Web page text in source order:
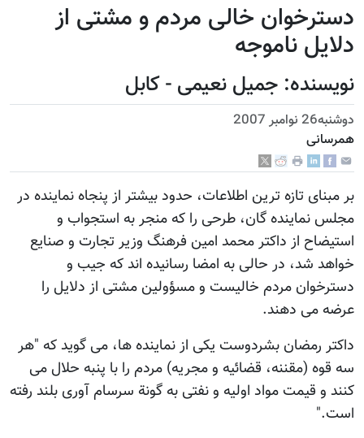
دسترخوان خالی مردم و مشتی از
دلایل ناموجه
نويسنده: جمیل نعیمی - کابل
دوشنبه26 نوامبر 2007
همرسانی
بر مبنای تازه ترین اطلاعات، حدود بیشتر از پنجاه نماینده در
مجلس نماینده گان، طرحی را که منجر به استجواب و
استیضاح از داکتر محمد امین فرهنگ وزیر تجارت و صنایع
خواهد شد، در حالی به امضا رسانیده اند که جیب و
دسترخوان مردم خالیست و مسؤولین مشتی از دلایل را
عرضه می دهند.
داکتر رمضان بشردوست یکی از نماینده ها، می گوید که "هر
سه قوه (مقننه، قضائیه و مجریه) مردم را با پنبه حلال می
کنند و قیمت مواد اولیه و نفتی به گونة سرسام آوری بلند رفته
است."